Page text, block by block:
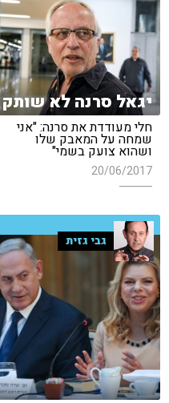
יגאל סרנה לא שותק
חלי מעודדת את סרנה: "אני
שמחה על המאבק שלו
ושהוא צועק בשמי"
20/06/2017
גבי גזית